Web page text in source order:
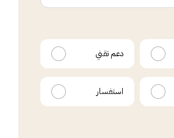
دعم تقني
استفسار